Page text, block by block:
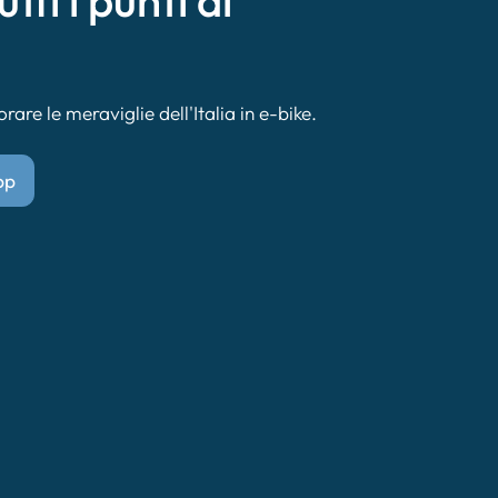
le meraviglie dell'Italia in e-bike.